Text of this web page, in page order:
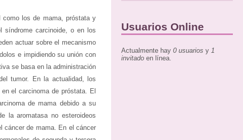
Usuarios Online
Actualmente hay 0 usuarios y 1
invitado en línea.
como los de mama, próstata y
síndrome carcinoide, o en los
actuar sobre el mecanismo
e impidiendo su unión con
se basa en la administración
tumor. En la actualidad, los
el carcinoma de próstata. El
de mama debido a su
la aromatasa no esteroideos
cáncer de mama. En el cáncer